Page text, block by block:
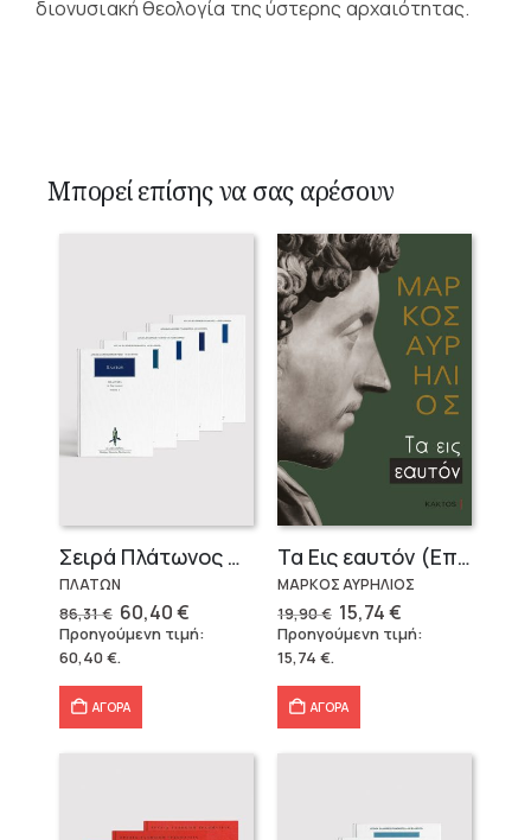
διονυσιακή θεολογία της ύστερης αρχαιότητας.
Μπορεί επίσης να σας αρέσουν
Σειρά Πλάτωνος Πολιτεία
ΠΛΑΤΩΝ
86,31€ Original
price
was:
86,31 €.
60,40€Η
τρέχουσα
τιμή
Προηγούμενη τιμή:
60,40€.
ΑΓΟΡΑ
Τα Εις εαυτόν (Επίτομο) – Μάρκος Αυρήλιος
ΜΑΡΚΟΣ ΑΥΡΗΛΙΟΣ
19,90€ Original
price
was:
15,74€Η
τρέχουσα
τιμή
Προηγούμενη τιμή:
15,74 €.
ΑΓΟΡΑ